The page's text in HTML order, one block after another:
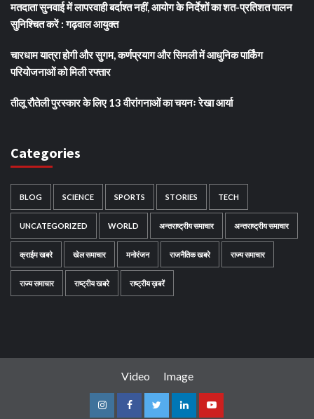
मतदाता सुनवाई में लापरवाही बर्दाश्त नहीं, आयोग के निर्देशों का शत-प्रतिशत पालन
सुनिश्चित करें : गढ़वाल आयुक्त
चारधाम यात्रा होगी और सुगम, कर्णप्रयाग और सिमली में आधुनिक पार्किंग
परियोजनाओं को मिली रफ्तार
तीलू रौतेली पुरस्कार के लिए 13 वीरांगनाओं का चयनः रेखा आर्या
Categories
BLOG SCIENCE SPORTS STORIES TECH
UNCATEGORIZED WORLD अन्तराष्ट्रीय समाचार अन्तराष्ट्रीय समाचार
क्राईम खबरे खेल समाचार मनोरंजन राजनैतिक खबरे राज्य समाचार
राज्य समाचार राष्ट्रीय खबरे राष्ट्रीय ख़बरें
Video Image
InstagramFacebookTwitterLinkedinYoutube